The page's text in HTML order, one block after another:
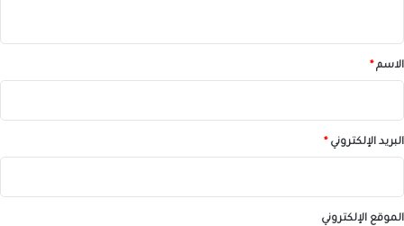
*الاسم*
البريد الإلكتروني*
الموقع الإلكتروني